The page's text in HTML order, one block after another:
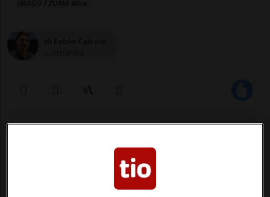
26 apr 2022 - 14:30
MILANO - Fedez sarà uno dei giudici
dell'edizione 2022 di X Factor. L'annuncio è